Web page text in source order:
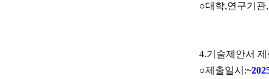
○대학,연구기관,
4.기술제안서
○제출일시 :~